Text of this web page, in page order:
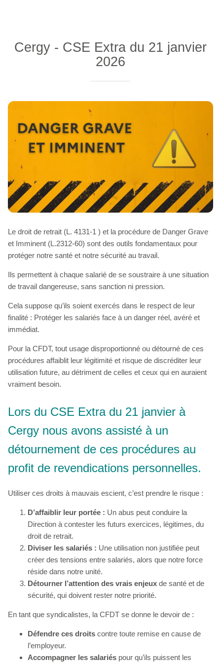
Cergy - CSE Extra du 21 janvier
2026
Le droit de retrait (L. 4131-1 ) et la procédure de Danger Grave
et Imminent (L.2312-60) sont des outils fondamentaux pour
protéger notre santé et notre sécurité au travail.
Ils permettent à chaque salarié de se soustraire à une situation
de travail dangereuse, sans sanction ni pression.
Cela suppose qu’ils soient exercés dans le respect de leur
finalité : Protéger les salariés face à un danger réel, avéré et
immédiat.
Pour la CFDT, tout usage disproportionné ou détourné de ces
procédures affaiblit leur légitimité et risque de discréditer leur
utilisation future, au détriment de celles et ceux qui en auraient
vraiment besoin.
Lors du CSE Extra du 21 janvier à
Cergy nous avons assisté à un
détournement de ces procédures au
profit de revendications personnelles.
Utiliser ces droits à mauvais escient, c’est prendre le risque :
D’affaiblir leur portée : Un abus peut conduire la
Direction à contester les futurs exercices, légitimes, du
droit de retrait.
Diviser les salariés : Une utilisation non justifiée peut
créer des tensions entre salariés, alors que notre force
réside dans notre unité.
Détourner l’attention des vrais enjeux de santé et de
sécurité, qui doivent rester notre priorité.
En tant que syndicalistes, la CFDT se donne le devoir de :
Défendre ces droits contre toute remise en cause de
l’employeur.
Accompagner les salariés pour qu’ils puissent les